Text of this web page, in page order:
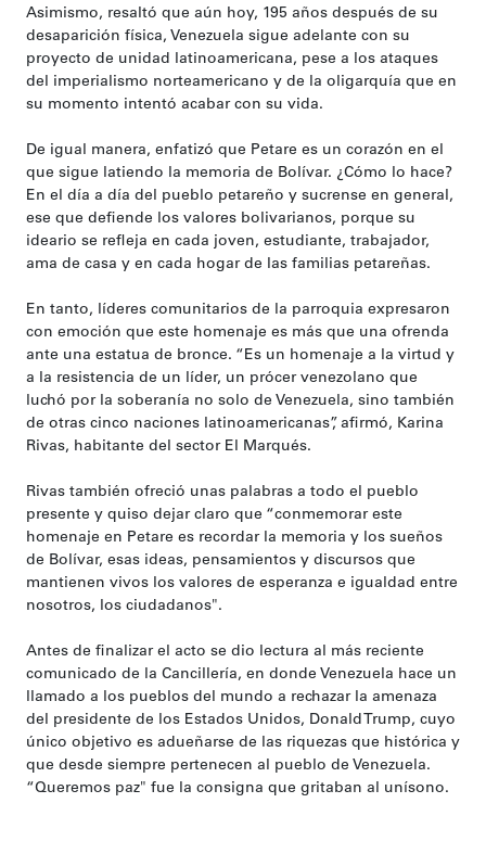
Asimismo, resaltó que aún hoy, 195 años después de su
desaparición física, Venezuela sigue adelante con su
proyecto de unidad latinoamericana, pese a los ataques
del imperialismo norteamericano y de la oligarquía que en
su momento intentó acabar con su vida.
De igual manera, enfatizó que Petare es un corazón en el
que sigue latiendo la memoria de Bolívar. ¿Cómo lo hace?
En el día a día del pueblo petareño y sucrense en general,
ese que defiende los valores bolivarianos, porque su
ideario se refleja en cada joven, estudiante, trabajador,
ama de casa y en cada hogar de las familias petareñas.
En tanto, líderes comunitarios de la parroquia expresaron
con emoción que este homenaje es más que una ofrenda
ante una estatua de bronce. “Es un homenaje a la virtud y
a la resistencia de un líder, un prócer venezolano que
luchó por la soberanía no solo de Venezuela, sino también
de otras cinco naciones latinoamericanas”, afirmó, Karina
Rivas, habitante del sector El Marqués.
Rivas también ofreció unas palabras a todo el pueblo
presente y quiso dejar claro que “conmemorar este
homenaje en Petare es recordar la memoria y los sueños
de Bolívar, esas ideas, pensamientos y discursos que
mantienen vivos los valores de esperanza e igualdad entre
nosotros, los ciudadanos".
Antes de finalizar el acto se dio lectura al más reciente
comunicado de la Cancillería, en donde Venezuela hace un
llamado a los pueblos del mundo a rechazar la amenaza
del presidente de los Estados Unidos, Donald Trump, cuyo
único objetivo es adueñarse de las riquezas que histórica y
que desde siempre pertenecen al pueblo de Venezuela.
“Queremos paz" fue la consigna que gritaban al unísono.